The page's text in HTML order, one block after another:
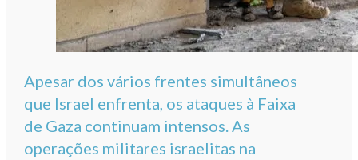
Apesar dos vários frentes simultâneos
que Israel enfrenta, os ataques à Faixa
de Gaza continuam intensos. As
operações militares israelitas na